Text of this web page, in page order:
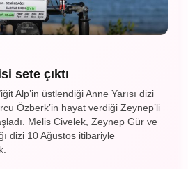
sete çıktı
Alp’in üstlendiği Anne Yarısı dizi
Özberk’in hayat verdiği Zeynep’li
Melis Civelek, Zeynep Gür ve
dizi 10 Ağustos itibariyle